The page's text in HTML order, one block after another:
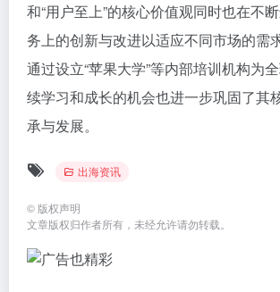
和“用户至上”的核心价值观同时也在不
务上的创新与改进以适应不同市场的需
通过设立“苹果大学”等内部培训机构为
续学习和成长的机会也进一步巩固了其
承与发展。
出海资讯
© 版权声明
文章版权归作者所有，未经允许请勿转载。